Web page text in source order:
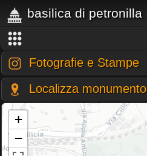
basilica di petronilla
Fotografie e Stampe
Localizza monumento
+
−